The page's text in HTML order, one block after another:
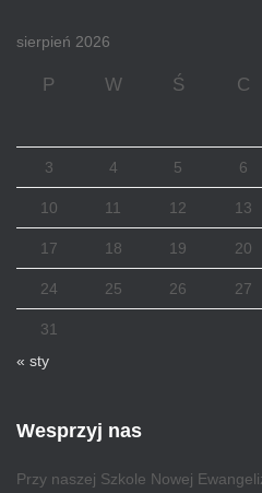
sierpień 2026
P W Ś C
3 4 5 6
10 11 12 13
17 18 19 20
24 25 26 27
31
« sty
Wesprzyj nas
Przy naszej Szkole Nowej